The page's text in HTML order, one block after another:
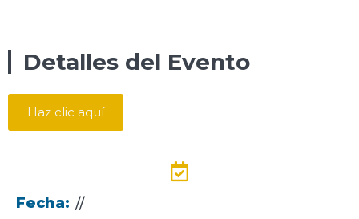
Detalles del Evento
Haz clic aquí
Fecha: //